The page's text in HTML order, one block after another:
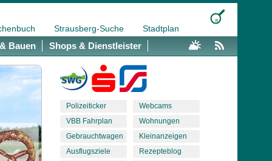
Strausberg-Suche Stadtplan
Bauen Shops & Dienstleister
Polizeiticker
VBB Fahrplan
Gebrauchtwagen
Ausflugsziele
Webcams
Wohnungen
Kleinanzeigen
Rezepteblog